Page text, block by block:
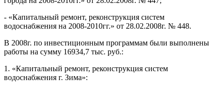
- «Капитальный ремонт, реконструкция систем
водоснабжения на 2008-2010гг.» от 28.02.2008г. № 448.
В 2008г. по инвестиционным программам были выполнены
работы на сумму 16934,7 тыс. руб.:
1. «Капитальный ремонт, реконструкция систем
водоснабжения г. Зима»: